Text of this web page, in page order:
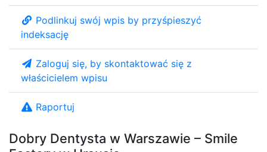
Dobry Dentysta w Warszawie – Smile
Podlinkuj swój wpis by przyśpieszyć
indeksację
Zaloguj się, by skontaktować się z
właścicielem wpisu
Raportuj